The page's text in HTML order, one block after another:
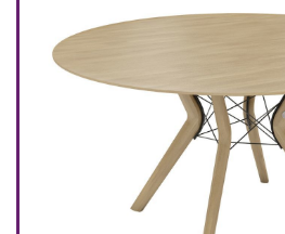
cuisine & sur-mesure